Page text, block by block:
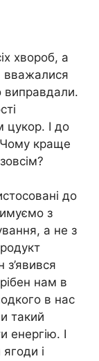
хвороб, а
вважалися
виправдали.
цукор. І до
Чому краще
до
з
а не з
з’явився
нам в
в нас
такий
енергію. І
і